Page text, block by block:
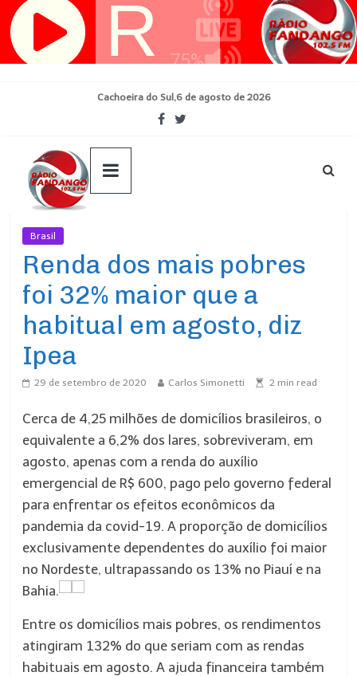
Pular
para
Cachoeira do Sul,6 de agosto de 2026
Brasil
Renda dos mais pobres
foi 32% maior que a
habitual em agosto, diz
Ipea
29 de setembro de 2020 Carlos Simonetti 2 min read
Cerca de 4,25 milhões de domicílios brasileiros, o
equivalente a 6,2% dos lares, sobreviveram, em
agosto, apenas com a renda do auxílio
emergencial de R$ 600, pago pelo governo federal
para enfrentar os efeitos econômicos da
pandemia da covid-19. A proporção de domicílios
exclusivamente dependentes do auxílio foi maior
no Nordeste, ultrapassando os 13% no Piauí e na
Bahia.
Entre os domicílios mais pobres, os rendimentos
atingiram 132% do que seriam com as rendas
habituais em agosto. A ajuda financeira também